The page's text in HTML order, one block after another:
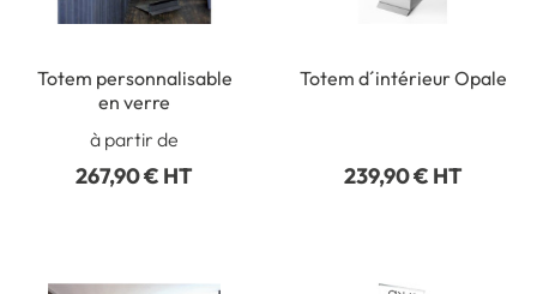
Totem personnalisable
en verre
à partir de
267,90 € HT
Totem d´intérieur Opale
239,90 € HT